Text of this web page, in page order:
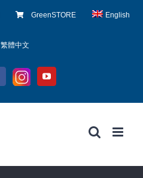
GreenSTORE English
繁體中文
Facebook
Instagram
YouTube